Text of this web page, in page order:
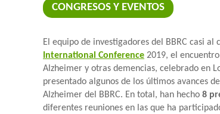
CONGRESOS Y EVENTOS
El equipo de investigadores del BBRC casi al
International Conference 2019, el
Alzheimer y otras demencias, celebrado en
presentado algunos de los últimos avances
Alzheimer del BBRC. En total, han hecho 8
diferentes reuniones en las que ha